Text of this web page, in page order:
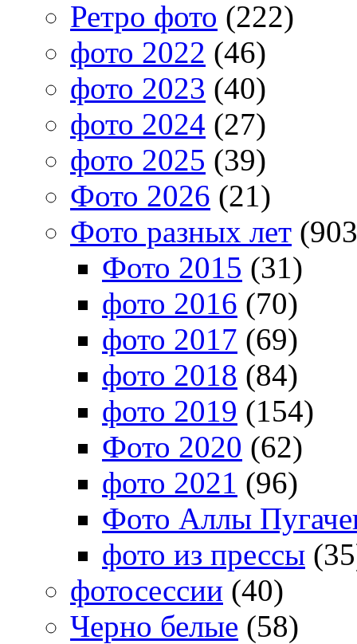
Ретро фото (222)
фото 2022 (46)
фото 2023 (40)
фото 2024 (27)
фото 2025 (39)
Фото 2026 (21)
Фото разных лет
Фото 2015 (31)
фото 2016 (70)
фото 2017 (69)
фото 2018 (84)
фото 2019 (154)
Фото 2020 (62)
фото 2021 (96)
Фото Аллы
фото из прессы
фотосессии (40)
Черно белые (58)